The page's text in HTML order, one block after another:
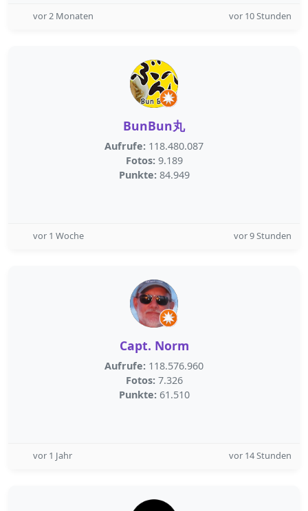
vor 2 Monaten vor 10 Stunden
BunBun丸
Aufrufe: 118.480.087
Fotos: 9.189
Punkte: 84.949
vor 1 Woche vor 9 Stunden
Capt. Norm
Aufrufe: 118.576.960
Fotos: 7.326
Punkte: 61.510
vor 1 Jahr vor 14 Stunden